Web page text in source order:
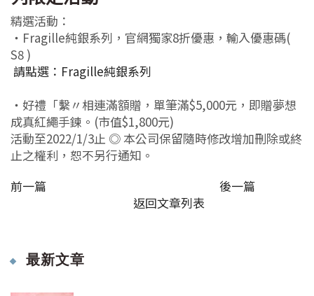
精選活動：
‧Fragille純銀系列，官網獨家8折優惠，輸入優惠碼(
S8 )
請點選：Fragille純銀系列
‧好禮「繫〃相連滿額贈，單筆滿$5,000元，即贈夢想
成真紅繩手鍊。(市值$1,800元)
活動至2022/1/3止 ◎ 本公司保留隨時修改增加刪除或終
止之權利，恕不另行通知。
前一篇
後一篇
返回文章列表
最新文章